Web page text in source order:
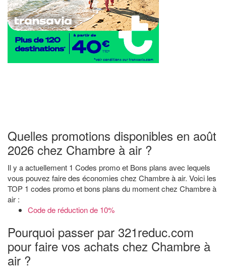
Quelles promotions disponibles en août
2026 chez Chambre à air ?
Il y a actuellement 1 Codes promo et Bons plans avec lequels
vous pouvez faire des économies chez Chambre à air. Voici les
TOP 1 codes promo et bons plans du moment chez Chambre à
air :
Code de réduction de 10%
Pourquoi passer par 321reduc.com
pour faire vos achats chez Chambre à
air ?